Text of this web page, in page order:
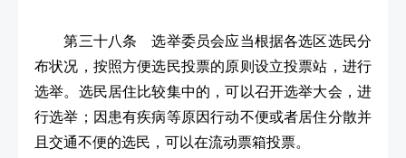
第三十八条 选举委员会应当根据各选区选民分
布状况，按照方便选民投票的原则设立投票站，进行
选举。选民居住比较集中的，可以召开选举大会，进
行选举；因患有疾病等原因行动不便或者居住分散并
且交通不便的选民，可以在流动票箱投票。